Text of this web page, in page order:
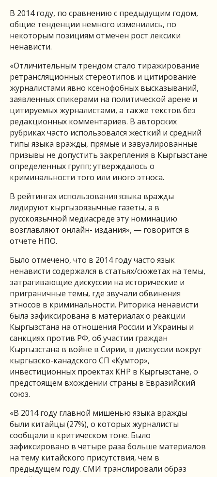
В 2014 году, по сравнению с предыдущим годом,
общие тенденции немного изменились, по
некоторым позициям отмечен рост лексики
ненависти.
«Отличительным трендом стало тиражирование
ретрансляционных стереотипов и цитирование
журналистами явно ксенофобных высказываний,
заявленных спикерами на политической арене и
цитируемых журналистами, а также текстов без
редакционных комментариев. В авторских
рубриках часто использовался жесткий и средний
типы языка вражды, прямые и завуалированные
призывы не допустить закрепления в Кыргызстане
определенных групп; утверждалось о
криминальности того или иного этноса.
В рейтингах использования языка вражды
лидируют кыргызоязычные газеты, а в
русскоязычной медиасреде эту номинацию
возглавляют онлайн- издания», — говорится в
отчете НПО.
Было отмечено, что в 2014 году часто язык
ненависти содержался в статьях/сюжетах на темы,
затрагивающие дискуссии на исторические и
приграничные темы, где звучали обвинения
этносов в криминальности. Риторика ненависти
была зафиксирована в материалах о реакции
Кыргызстана на отношения России и Украины и
санкциях против РФ, об участии граждан
Кыргызстана в войне в Сирии, в дискуссии вокруг
кыргызско-канадского СП «Кумтор»,
инвестиционных проектах КНР в Кыргызстане, о
предстоящем вхождении страны в Евразийский
союз.
«В 2014 году главной мишенью языка вражды
были китайцы (27%), о которых журналисты
сообщали в критическом тоне. Было
зафиксировано в четыре раза больше материалов
на тему китайского присутствия, чем в
предыдущем году. СМИ транслировали образ